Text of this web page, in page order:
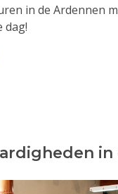
in de Ardennen
dag!